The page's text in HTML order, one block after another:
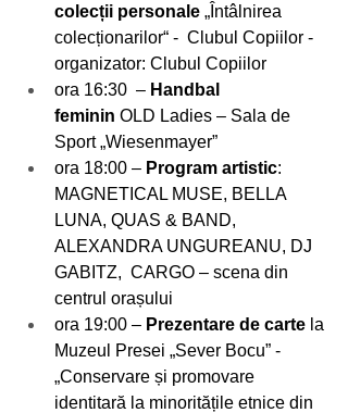
colecții personale „Întâlnirea
colecționarilor“ -  Clubul Copiilor -
organizator: Clubul Copiilor
ora 16:30  – Handbal
feminin OLD Ladies – Sala de
Sport „Wiesenmayer”
ora 18:00 – Program artistic:
MAGNETICAL MUSE, BELLA
LUNA, QUAS & BAND,
ALEXANDRA UNGUREANU, DJ
GABITZ,  CARGO – scena din
centrul orașului
ora 19:00 – Prezentare de carte la
Muzeul Presei „Sever Bocu” -
„Conservare și promovare
identitară la minoritățile etnice din